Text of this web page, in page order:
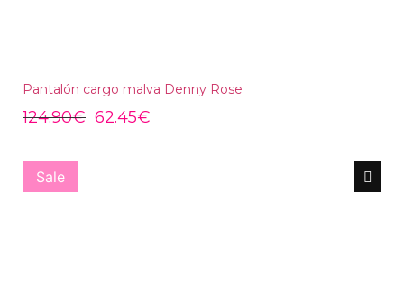
Pantalón cargo malva Denny Rose
124.90€ 62.45€
Sale